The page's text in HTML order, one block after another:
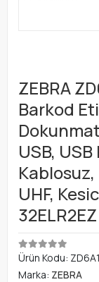
ZEBRA
Barkod
USB,
UHF,
32ELR2EZ
Ürün Kodu:
Marka: ZEBRA